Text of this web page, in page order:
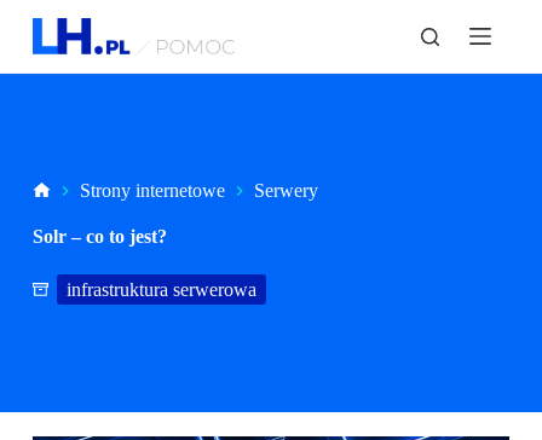
P
o
StronaStrony internetowe Serwery
Solr – co to jest?
infrastruktura serwerowa